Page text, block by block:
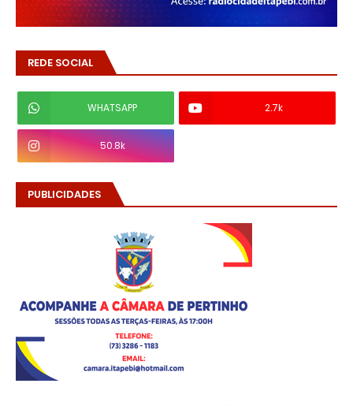
REDE SOCIAL
WHATSAPP 2.7k
50.8k
PUBLICIDADES